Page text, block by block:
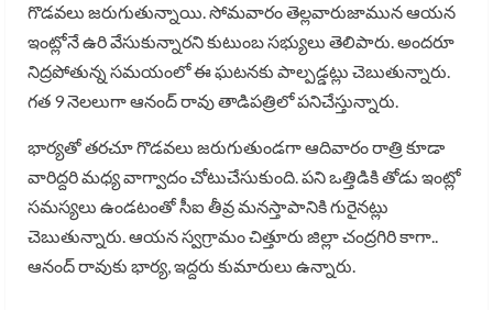
గొడవలు జరుగుతున్నాయి. సోమవారం తెల్లవారుజామున ఆయన
ఇంట్లోనే ఉరి వేసుకున్నారని కుటుంబ సభ్యులు తెలిపారు. అందరూ
నిద్రపోతున్న సమయంలో ఈ ఘటనకు పాల్పడ్డట్లు చెబుతున్నారు.
గత 9 నెలలుగా ఆనంద్ రావు తాడిపత్రిలో పనిచేస్తున్నారు.
భార్యతో తరచూ గొడవలు జరుగుతుండగా ఆదివారం రాత్రి కూడా
వారిద్దరి మధ్య వాగ్వాదం చోటుచేసుకుంది. పని ఒత్తిడికి తోడు ఇంట్లో
సమస్యలు ఉండటంతో సీఐ తీవ్ర మనస్తాపానికి గురైనట్లు
చెబుతున్నారు. ఆయన స్వగ్రామం చిత్తూరు జిల్లా చంద్రగిరి కాగా..
ఆనంద్ రావుకు భార్య, ఇద్దరు కుమారులు ఉన్నారు.